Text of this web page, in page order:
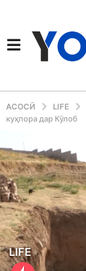
АСОСӢ LIFE
куҳпора дар Кӯлоб
4
y
LIFE